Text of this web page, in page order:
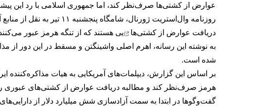
عوارض از کشتی‌ها صرف‌نظر کند، اما جمهوری اسلامی با رد این
روزنامه وال‌استریت ژورنال، شامگاه پنجشنبه ۱۱ تیر به نقل از منابع آگاه به
دریافت عوارض از کشتی‌ها
یی هستند که از تنگه هرمز عبور
شده است.
بر اساس این گزارش، دیپلمات‌های آمریکایی به هیات مذاکره‌کننده
هرمز صرف‌نظر کند و مطالبه دریافت عوارض از کشتی‌های عبوری را
گفت‌وگوها در ابتدا به سمت آزادسازی شش میلیارد دلار از